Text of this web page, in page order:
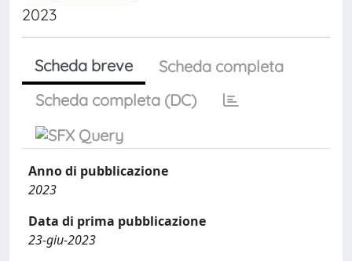
2023
Scheda breve
Scheda completa
Scheda completa (DC)
Anno di pubblicazione
2023
Data di prima pubblicazione
23-giu-2023